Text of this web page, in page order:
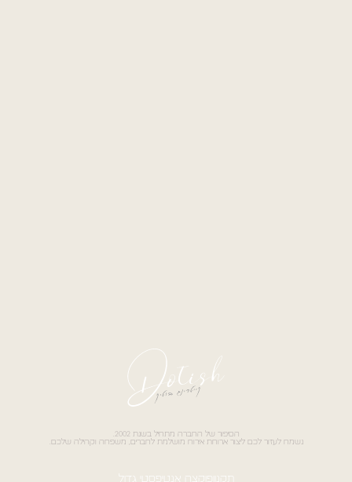
הסיפור של החברה מתחיל בשנת 2002.
נשמח לעזור לכם ליצור ארוחת אירוח מושלמת לחברים, משפחה וקהילה שלכם.
תקנון פוקצה אנטיפסטי גדול